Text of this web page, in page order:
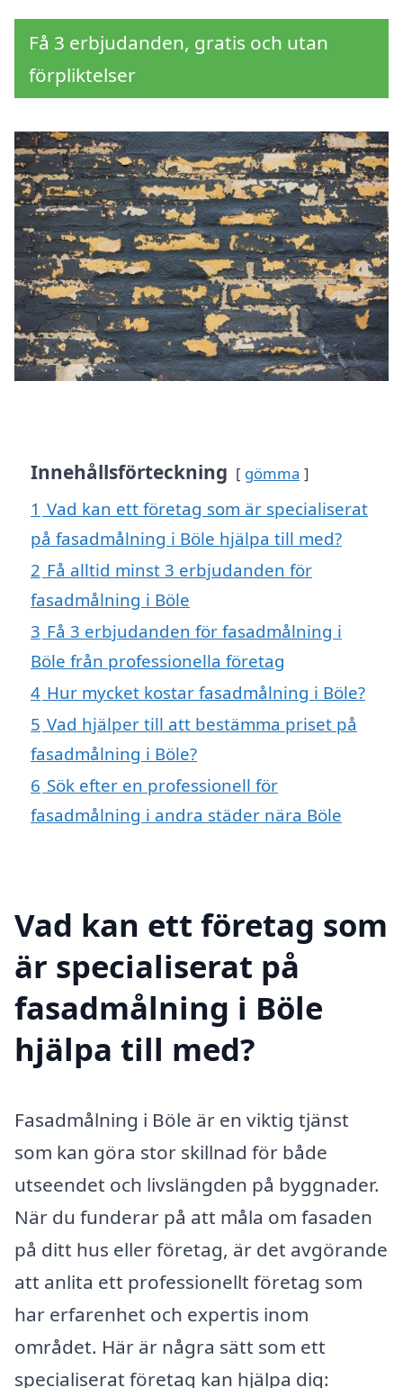
Få 3 erbjudanden, gratis och utan
förpliktelser
Innehållsförteckning gömma
1 Vad kan ett företag som är specialiserat
på fasadmålning i Böle hjälpa till med?
2 Få alltid minst 3 erbjudanden för
fasadmålning i Böle
3 Få 3 erbjudanden för fasadmålning i
Böle från professionella företag
4 Hur mycket kostar fasadmålning i Böle?
5 Vad hjälper till att bestämma priset på
fasadmålning i Böle?
6 Sök efter en professionell för
fasadmålning i andra städer nära Böle
Vad kan ett företag som
är specialiserat på
fasadmålning i Böle
hjälpa till med?
Fasadmålning i Böle är en viktig tjänst
som kan göra stor skillnad för både
utseendet och livslängden på byggnader.
När du funderar på att måla om fasaden
på ditt hus eller företag, är det avgörande
att anlita ett professionellt företag som
har erfarenhet och expertis inom
området. Här är några sätt som ett
specialiserat företag kan hjälpa dig: